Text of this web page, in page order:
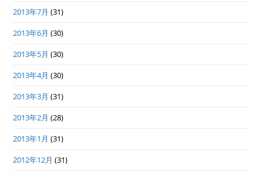
2013年7月 (31)
2013年6月 (30)
2013年5月 (30)
2013年4月 (30)
2013年3月 (31)
2013年2月 (28)
2013年1月 (31)
2012年12月 (31)